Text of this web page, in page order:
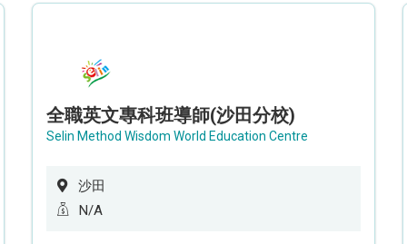
全職英文專科班導師(沙田分校)
Selin Method Wisdom World Education Centre
沙田
N/A